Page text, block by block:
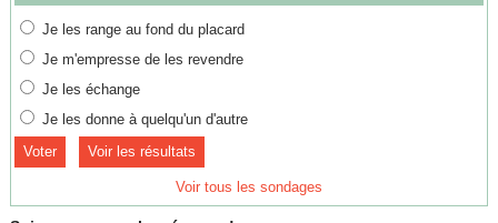
Je les range au fond du placard
Je m'empresse de les revendre
Je les échange
Je les donne à quelqu'un d'autre
Voir les résultats
Voir tous les sondages